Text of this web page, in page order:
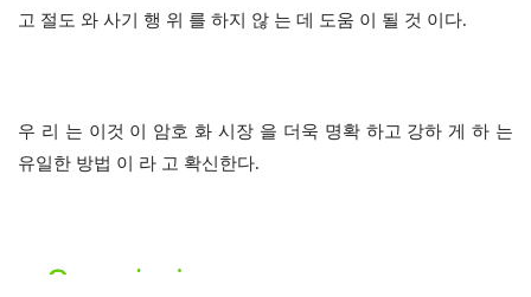
고 절도 와 사기 행 위 를 하지 않 는 데 도움 이 될 것 이다.
우 리 는 이것 이 암호 화 시장 을 더욱 명확 하고 강하 게 하 는
유일한 방법 이 라 고 확신한다.